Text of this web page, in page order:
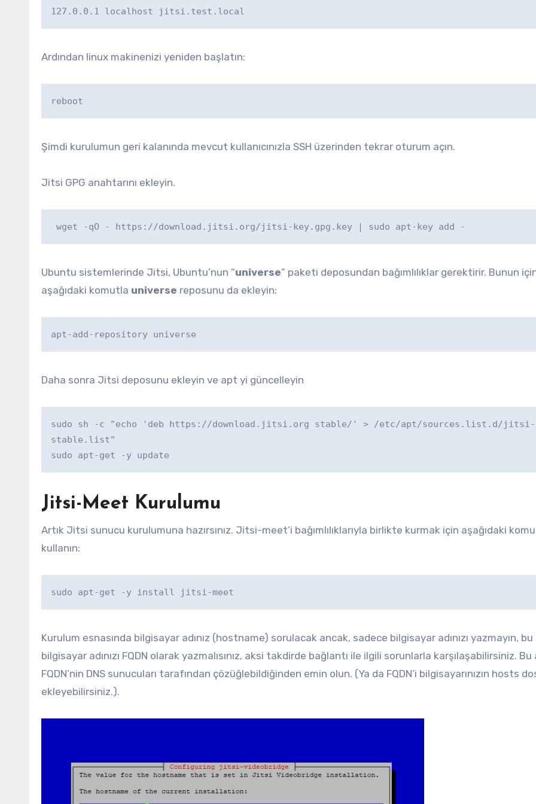
127.0.0.1 localhost jitsi.test.local
Ardından linux makinenizi yeniden başlatın:
reboot
Şimdi kurulumun geri kalanında mevcut kullanıcınızla SSH üzerinden tekrar oturum açın.
Jitsi GPG anahtarını ekleyin.
wget -qO - https://download.jitsi.org/jitsi-key.gpg.key | sudo apt-key add -
Ubuntu sistemlerinde Jitsi, Ubuntu’nun “universe” paketi deposundan bağımlılıklar gerektirir. Bunun
aşağıdaki komutla universe reposunu da ekleyin:
apt-add-repository universe
Daha sonra Jitsi deposunu ekleyin ve apt yi güncelleyin
sudo sh -c "echo 'deb https://download.jitsi.org stable/' > /etc/apt/sources.list.d/jitsi-
stable.list"
sudo apt-get -y update
Jitsi-Meet Kurulumu
Artık Jitsi sunucu kurulumuna hazırsınız. Jitsi-meet’i bağımlılıklarıyla birlikte kurmak için aşağıdaki
kullanın:
sudo apt-get -y install jitsi-meet
Kurulum esnasında bilgisayar adınız (hostname) sorulacak ancak, sadece bilgisayar adınızı yazmayın,
bilgisayar adınızı FQDN olarak yazmalısınız, aksi takdirde bağlantı ile ilgili sorunlarla karşılaşabilirsiniz. Bu
FQDN’nin DNS sunucuları tarafından çözüğlebildiğinden emin olun. (Ya da FQDN’i bilgisayarınızın hosts
ekleyebilirsiniz.).